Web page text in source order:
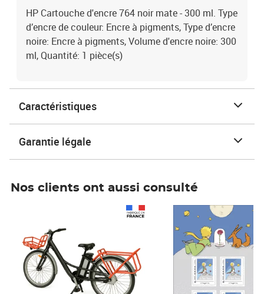
HP Cartouche d'encre 764 noir mate - 300 ml. Type
d’encre de couleur: Encre à pigments, Type d’encre
noire: Encre à pigments, Volume d'encre noire: 300
ml, Quantité: 1 pièce(s)
Caractéristiques
Garantie légale
Nos clients ont aussi consulté
Prix 7,50€